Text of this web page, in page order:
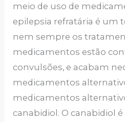
meio de uso de
epilepsia refratária é um
nem sempre os
medicamentos estão
convulsões, e acabam
medicamentos
medicamentos
canabidiol. O canabidiol